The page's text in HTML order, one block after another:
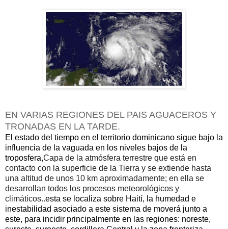
EN VARIAS REGIONES DEL PAIS AGUACEROS Y
TRONADAS EN LA TARDE.
El estado del tiempo en el territorio dominicano sigue bajo la
influencia de la vaguada en los niveles bajos de la
troposfera,Capa de la atmósfera terrestre que está en
contacto con la superficie de la Tierra y se extiende hasta
una altitud de unos 10 km aproximadamente; en ella se
desarrollan todos los procesos meteorológicos y
climáticos..esta se localiza sobre Haití, la humedad e
inestabilidad asociado a este sistema de moverá junto a
este, para incidir principalmente en las regiones: noreste,